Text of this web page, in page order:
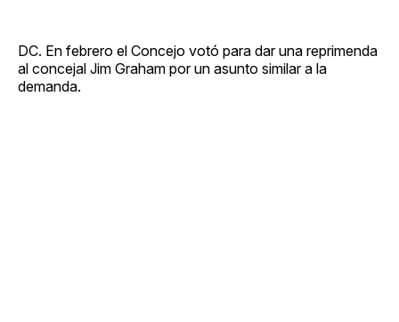
DC. En febrero el Concejo votó para dar una reprimenda
al concejal Jim Graham por un asunto similar a la
demanda.